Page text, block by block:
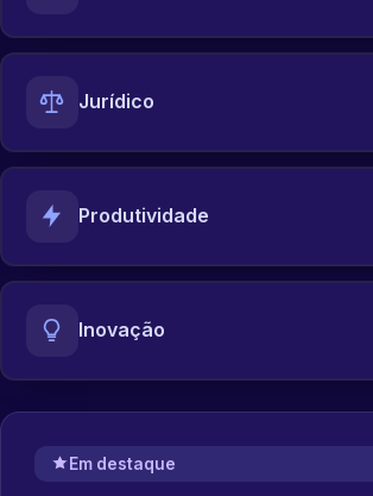
Jurídico
Produtividade
Inovação
Em destaque